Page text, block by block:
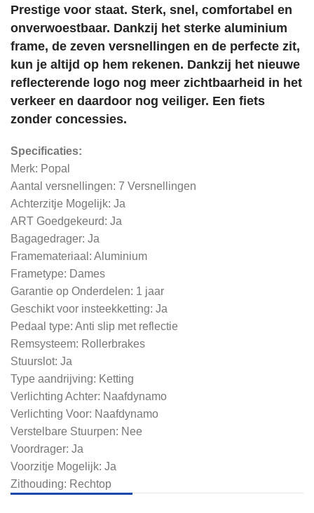
Prestige voor staat. Sterk, snel, comfortabel en
onverwoestbaar. Dankzij het sterke aluminium
frame, de zeven versnellingen en de perfecte zit,
kun je altijd op hem rekenen. Dankzij het nieuwe
reflecterende logo nog meer zichtbaarheid in het
verkeer en daardoor nog veiliger. Een fiets
zonder concessies.
Specificaties:
Merk: Popal
Aantal versnellingen: 7 Versnellingen
Achterzitje Mogelijk: Ja
ART Goedgekeurd: Ja
Bagagedrager: Ja
Framemateriaal: Aluminium
Frametype: Dames
Garantie op Onderdelen: 1 jaar
Geschikt voor insteekketting: Ja
Pedaal type: Anti slip met reflectie
Remsysteem: Rollerbrakes
Stuurslot: Ja
Type aandrijving: Ketting
Verlichting Achter: Naafdynamo
Verlichting Voor: Naafdynamo
Verstelbare Stuurpen: Nee
Voordrager: Ja
Voorzitje Mogelijk: Ja
Zithouding: Rechtop